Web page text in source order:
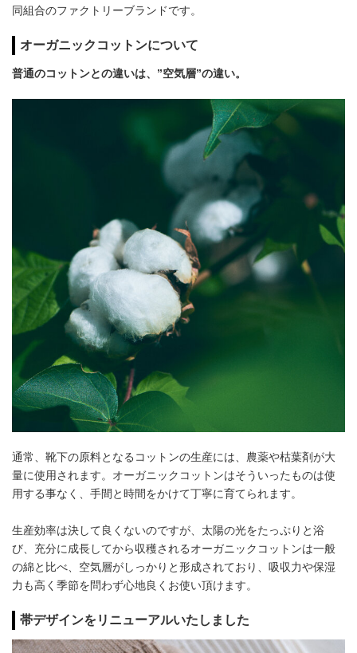
同組合のファクトリーブランドです。
オーガニックコットンについて
普通のコットンとの違いは、”空気層”の違い。
通常、靴下の原料となるコットンの生産には、農薬や枯葉剤が大
量に使用されます。オーガニックコットンはそういったものは使
用する事なく、手間と時間をかけて丁寧に育てられます。
生産効率は決して良くないのですが、太陽の光をたっぷりと浴
び、充分に成長してから収穫されるオーガニックコットンは一般
の綿と比べ、空気層がしっかりと形成されており、吸収力や保湿
力も高く季節を問わず心地良くお使い頂けます。
帯デザインをリニューアルいたしました